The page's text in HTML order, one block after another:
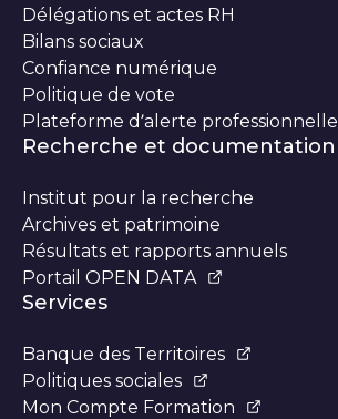
Délégations et actes RH
Bilans sociaux
Confiance numérique
Politique de vote
Plateforme d’alerte professionnelle
Recherche et documentation
Institut pour la recherche
Archives et patrimoine
Résultats et rapports annuels
Portail OPEN DATA
Services
Banque des Territoires
Politiques sociales
Mon Compte Formation